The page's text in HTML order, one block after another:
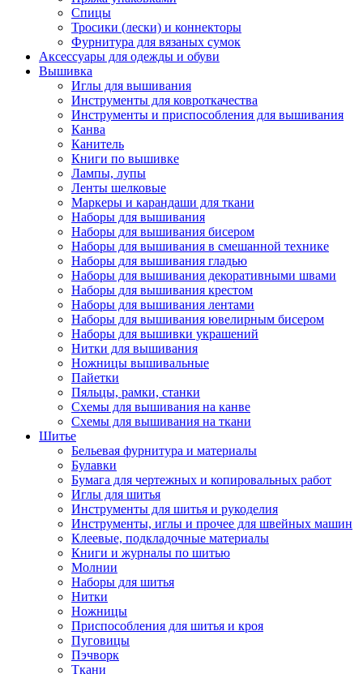
Спицы
Тросики (лески) и коннекторы
Фурнитура для вязаных сумок
Аксессуары для одежды и обуви
Вышивка
Иглы для вышивания
Инструменты для ковроткачества
Инструменты и приспособления для вышивания
Канва
Канитель
Книги по вышивке
Лампы, лупы
Ленты шелковые
Маркеры и карандаши для ткани
Наборы для вышивания
Наборы для вышивания бисером
Наборы для вышивания в смешанной технике
Наборы для вышивания гладью
Наборы для вышивания декоративными швами
Наборы для вышивания крестом
Наборы для вышивания лентами
Наборы для вышивания ювелирным бисером
Наборы для вышивки украшений
Нитки для вышивания
Ножницы вышивальные
Пайетки
Пяльцы, рамки, станки
Схемы для вышивания на канве
Схемы для вышивания на ткани
Шитье
Бельевая фурнитура и материалы
Булавки
Бумага для чертежных и копировальных работ
Иглы для шитья
Инструменты для шитья и рукоделия
Инструменты, иглы и прочее для швейных машин
Клеевые, подкладочные материалы
Книги и журналы по шитью
Молнии
Наборы для шитья
Нитки
Ножницы
Приспособления для шитья и кроя
Пуговицы
Пэчворк
Ткани